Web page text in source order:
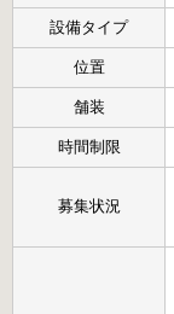
設備タイプ
位置
舗装
時間制限
募集状況